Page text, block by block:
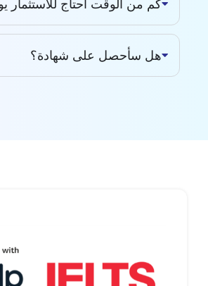
كم من الوقت أحتاج للاستثمار
هل سأحصل على شهادة؟